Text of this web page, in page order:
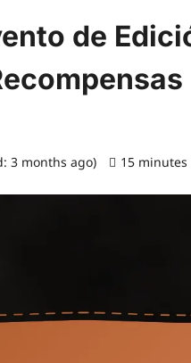
de
3 months ago) 15 minutes